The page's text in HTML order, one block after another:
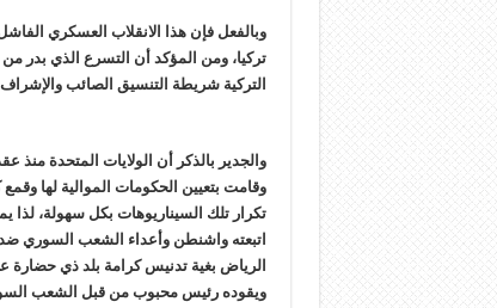
وبالفعل فإن هذا الانقلاب العسكري
تركيا، ومن المؤكد أن التسرع الذي بدر
التركية شريطة التنسيق الصائب
والجدير بالذكر أن الولايات المتحدة منذ
وقامت بتعيين الحكومات الموالية لها
تكرار تلك السيناريوهات بكل سهولة، لذا
اتبعته واشنطن وأعداء الشعب
الرياض بغية تدنيس كرامة بلد ذي حضارة
ويقوده رئيس محبوب من قبل الشعب